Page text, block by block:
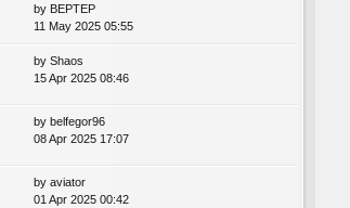
by BEPTEP
11 May 2025 05:55
by Shaos
15 Apr 2025 08:46
by belfegor96
08 Apr 2025 17:07
by aviator
01 Apr 2025 00:42